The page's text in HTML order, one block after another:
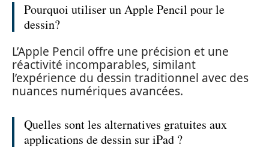
Pourquoi utiliser un Apple Pencil pour le
dessin?
L’Apple Pencil offre une précision et une
réactivité incomparables, similant
l’expérience du dessin traditionnel avec des
nuances numériques avancées.
Quelles sont les alternatives gratuites aux
applications de dessin sur iPad ?